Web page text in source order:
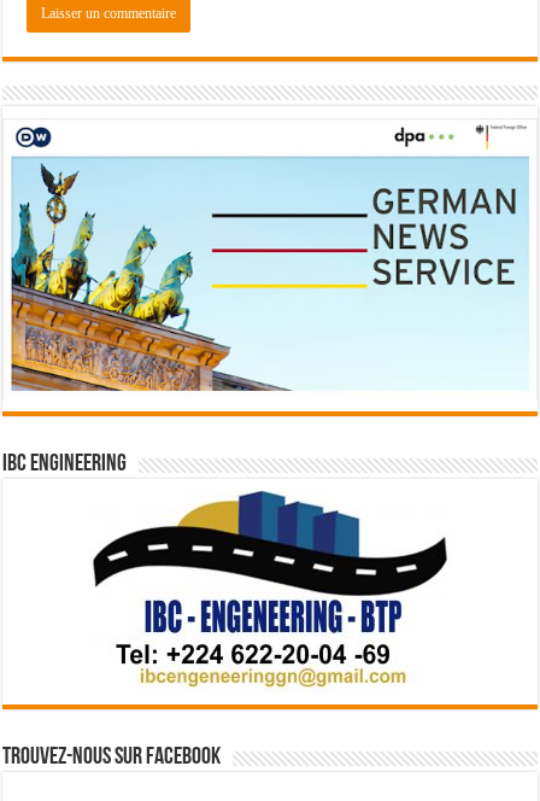
IBC Engineering
Trouvez-nous sur Facebook